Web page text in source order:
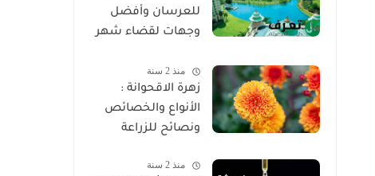
للعرسان وأفضل
وجهات لقضاء شهر
منذ 2 سنة
زهرة الاقحوانة :
الأنواع والخصائص
ونصائح للزراعة
منذ 2 سنة